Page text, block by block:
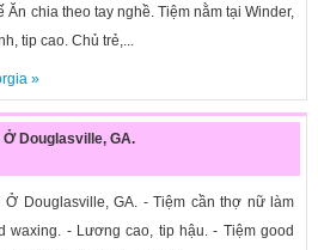
chia theo tay nghề. Tiệm nằm tại Winder,
tip cao. Chủ trẻ,...
»
Douglasville, GA.
Douglasville, GA. - Tiệm cần thợ nữ làm
waxing. - Lương cao, tip hậu. - Tiệm good